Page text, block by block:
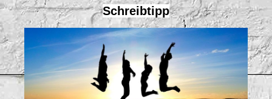
Schreibtipp